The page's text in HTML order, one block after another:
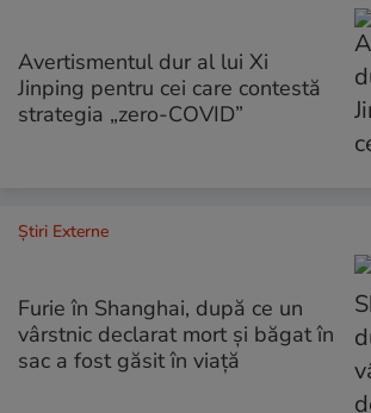
Avertismentul dur al lui Xi
Jinping pentru cei care contestă
strategia „zero-COVID”
Știri Externe
Furie în Shanghai, după ce un
vârstnic declarat mort și băgat în
sac a fost găsit în viață